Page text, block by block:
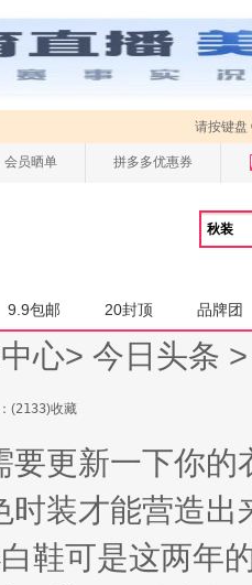
请按键盘
会员晒单 拼多多优惠券
9.9包邮 20封顶 品牌团
心> 今日头条
(2133)收藏
要更新一下你
时装才能营造
鞋可是这两年